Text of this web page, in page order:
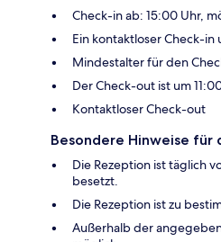
Check-in ab: 15:00 Uhr,
Ein kontaktloser Check-
Mindestalter für den
Der Check-out ist um
Kontaktloser Check-out
Besondere Hinweise für
Die Rezeption ist täglich
besetzt.
Die Rezeption ist zu
Außerhalb der